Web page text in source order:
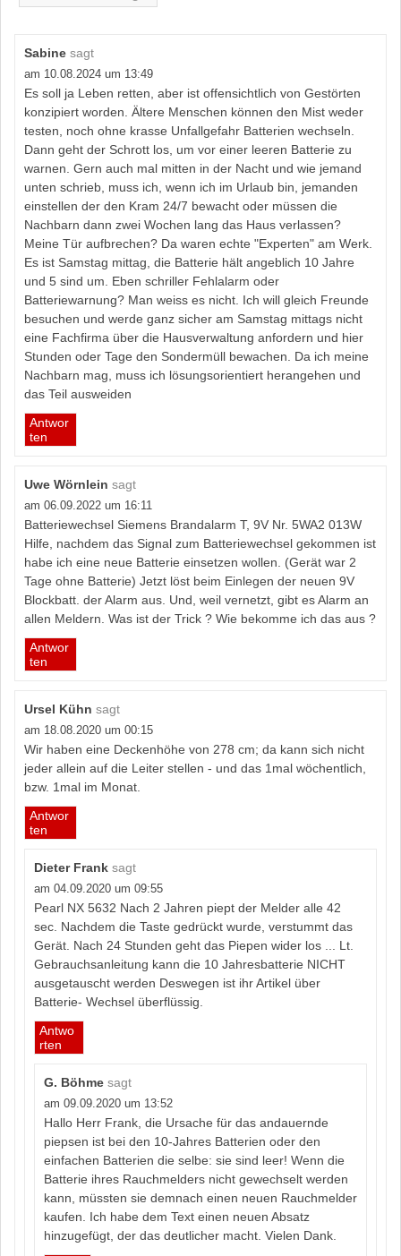
Sabine sagt
am 10.08.2024 um 13:49
Es soll ja Leben retten, aber ist offensichtlich von Gestörten
konzipiert worden. Ältere Menschen können den Mist weder
testen, noch ohne krasse Unfallgefahr Batterien wechseln.
Dann geht der Schrott los, um vor einer leeren Batterie zu
warnen. Gern auch mal mitten in der Nacht und wie jemand
unten schrieb, muss ich, wenn ich im Urlaub bin, jemanden
einstellen der den Kram 24/7 bewacht oder müssen die
Nachbarn dann zwei Wochen lang das Haus verlassen?
Meine Tür aufbrechen? Da waren echte "Experten" am Werk.
Es ist Samstag mittag, die Batterie hält angeblich 10 Jahre
und 5 sind um. Eben schriller Fehlalarm oder
Batteriewarnung? Man weiss es nicht. Ich will gleich Freunde
besuchen und werde ganz sicher am Samstag mittags nicht
eine Fachfirma über die Hausverwaltung anfordern und hier
Stunden oder Tage den Sondermüll bewachen. Da ich meine
Nachbarn mag, muss ich lösungsorientiert herangehen und
das Teil ausweiden
Antwor
ten
Uwe Wörnlein sagt
am 06.09.2022 um 16:11
Batteriewechsel Siemens Brandalarm T, 9V Nr. 5WA2 013W
Hilfe, nachdem das Signal zum Batteriewechsel gekommen ist
habe ich eine neue Batterie einsetzen wollen. (Gerät war 2
Tage ohne Batterie) Jetzt löst beim Einlegen der neuen 9V
Blockbatt. der Alarm aus. Und, weil vernetzt, gibt es Alarm an
allen Meldern. Was ist der Trick ? Wie bekomme ich das aus ?
Antwor
ten
Ursel Kühn sagt
am 18.08.2020 um 00:15
Wir haben eine Deckenhöhe von 278 cm; da kann sich nicht
jeder allein auf die Leiter stellen - und das 1mal wöchentlich,
bzw. 1mal im Monat.
Antwor
ten
Dieter Frank sagt
am 04.09.2020 um 09:55
Pearl NX 5632 Nach 2 Jahren piept der Melder alle 42
sec. Nachdem die Taste gedrückt wurde, verstummt das
Gerät. Nach 24 Stunden geht das Piepen wider los ... Lt.
Gebrauchsanleitung kann die 10 Jahresbatterie NICHT
ausgetauscht werden Deswegen ist ihr Artikel über
Batterie- Wechsel überflüssig.
Antwo
rten
G. Böhme sagt
am 09.09.2020 um 13:52
Hallo Herr Frank, die Ursache für das andauernde
piepsen ist bei den 10-Jahres Batterien oder den
einfachen Batterien die selbe: sie sind leer! Wenn die
Batterie ihres Rauchmelders nicht gewechselt werden
kann, müssten sie demnach einen neuen Rauchmelder
kaufen. Ich habe dem Text einen neuen Absatz
hinzugefügt, der das deutlicher macht. Vielen Dank.